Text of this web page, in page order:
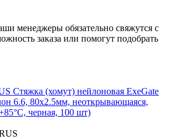
менеджеры обязательно свяжутся с
заказа или помогут подобрать
Стяжка (хомут) нейлоновая ExeGate
6.6, 80x2.5мм, неоткрывающаяся,
черная, 100 шт)